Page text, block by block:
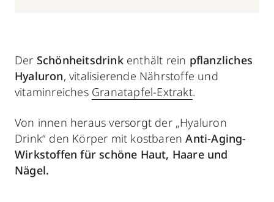
Der Schönheitsdrinkenthält rein pflanzliches
Hyaluron, vitalisierende Nährstoffe und
vitaminreiches Granatapfel-Extrakt.
Von innen heraus versorgt der „Hyaluron
Drink“ den Körper mit kostbarenAnti-Aging-
Wirkstoffen für schöne Haut, Haare und
Nägel.